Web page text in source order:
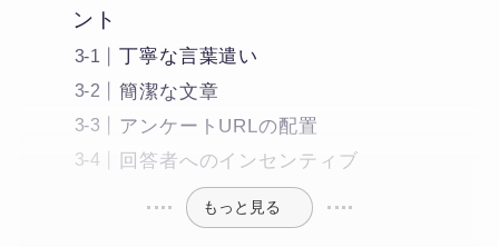
ント
丁寧な言葉遣い
簡潔な文章
アンケートURLの配置
回答者へのインセンティブ
もっと見る